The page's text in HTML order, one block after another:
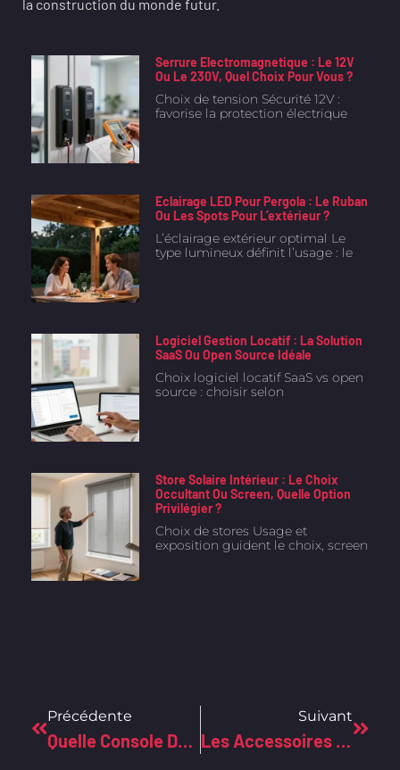
la construction du monde futur.
Serrure Electromagnetique : Le 12V
Ou Le 230V, Quel Choix Pour Vous ?
Choix de tension Sécurité 12V :
favorise la protection électrique
Eclairage LED Pour Pergola : Le Ruban
Ou Les Spots Pour L’extérieur ?
L’éclairage extérieur optimal Le
type lumineux définit l’usage : le
Logiciel Gestion Locatif : La Solution
SaaS Ou Open Source Idéale
Choix logiciel locatif SaaS vs open
source : choisir selon
Store Solaire Intérieur : Le Choix
Occultant Ou Screen, Quelle Option
Privilégier ?
Choix de stores Usage et
exposition guident le choix, screen
Précédente
Quelle Console De Jeu Choisir En 2023 ? Le Face-À-Face Des Géants Du Gaming
Suivant
Les Accessoires Gamer Incontournables Pour Révolutionner Votre Expérience De Jeu